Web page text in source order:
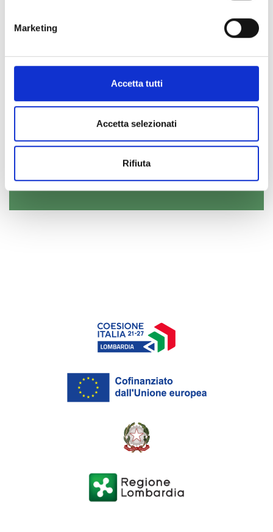
Marketing
Accetta tutti
Accetta selezionati
Rifiuta
Do you want to participate and
be updated?
Log in or register to Open
Innovation
ENTER